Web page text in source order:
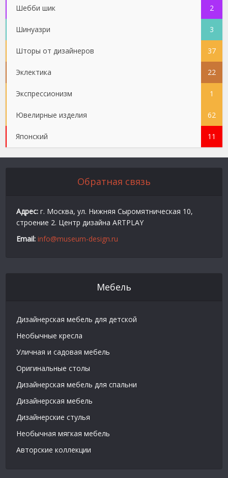
Шебби шик 2
Шинуазри 3
Шторы от дизайнеров 37
Эклектика 22
Экспрессионизм 1
Ювелирные изделия 62
Японский 11
Обратная связь
Адрес: г. Москва, ул. Нижняя Сыромятническая 10,
строение 2. Центр дизайна ARTPLAY
Email: info@museum-design.ru
Мебель
Дизайнерская мебель для детской
Необычные кресла
Уличная и садовая мебель
Оригинальные столы
Дизайнерская мебель для спальни
Дизайнерская мебель
Дизайнерские стулья
Необычная мягкая мебель
Авторские коллекции